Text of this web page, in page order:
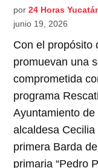
por 24 Horas
junio 19, 2026
Con el propósito
promuevan una
comprometida
programa
Ayuntamiento
alcaldesa
primera Barda
primaria “Pedro